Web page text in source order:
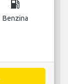
local_gas_station
Benzina